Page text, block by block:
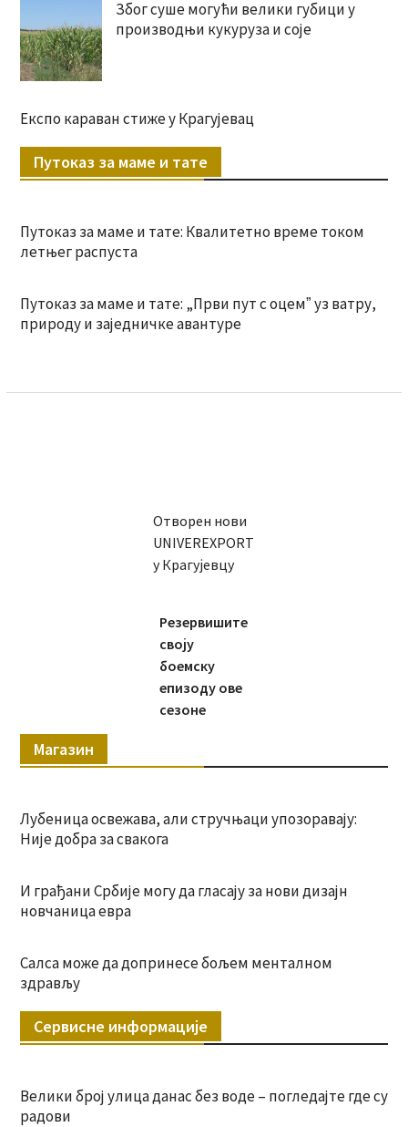
Због суше могући велики губици у
производњи кукуруза и соје
Експо караван стиже у Крагујевац
Путоказ за маме и тате
Путоказ за маме и тате: Квалитетно време током
летњег распуста
Путоказ за маме и тате: „Први пут с оцемˮ уз ватру,
природу и заједничке авантуре
Отворен нови
UNIVEREXPORT
у Крагујевцу
Резервишите
своју
боемску
епизоду ове
сезоне
Магазин
Лубеница освежава, али стручњаци упозоравају:
Није добра за свакога
И грађани Србије могу да гласају за нови дизајн
новчаница евра
Салса може да допринесе бољем менталном
здрављу
Сервисне информације
Велики број улица данас без воде – погледајте где су
радови